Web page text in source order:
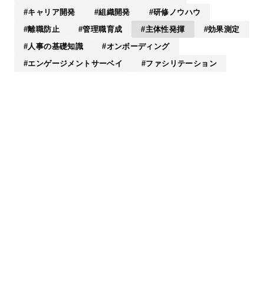
キャリア開発
組織開発
研修ノウハウ
離職防止
管理職育成 主体性発揮
効果測定
人事の基礎知識
オンボーディング
エンゲージメントサーベイ
ファシリテーション